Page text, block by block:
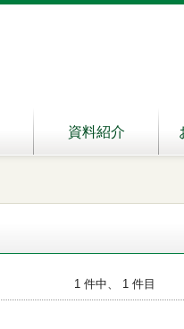
資料紹介
1 件中、 1 件目